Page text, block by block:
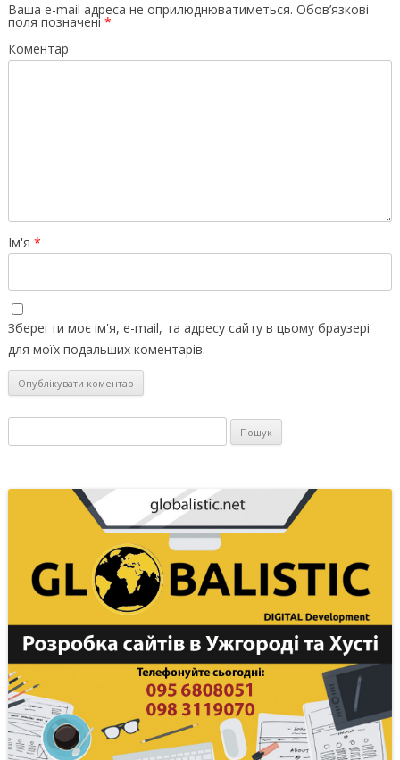
Ваша e-mail адреса не оприлюднюватиметься. Обов’язкові
поля позначені *
Коментар
Ім'я *
Зберегти моє ім'я, e-mail, та адресу сайту в цьому браузері
для моїх подальших коментарів.